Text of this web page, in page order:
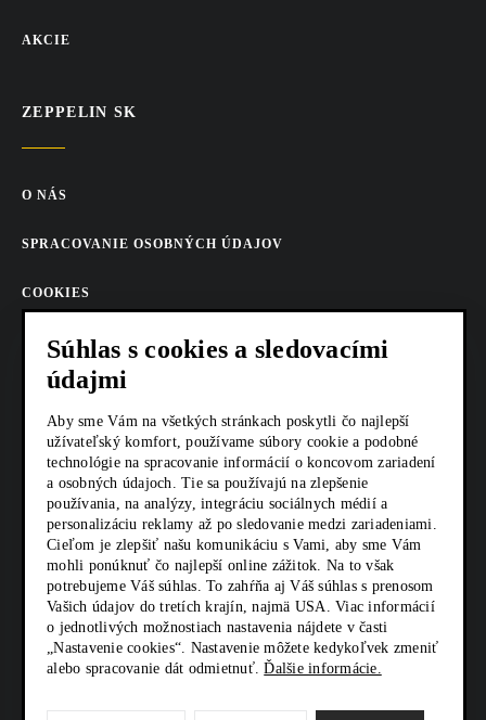
AKCIE
ZEPPELIN SK
O NÁS
SPRACOVANIE OSOBNÝCH ÚDAJOV
COOKIES
AKTUALITY
KARIÉRA
Z SHOP
KONTAKTY
SOCIÁLNE SIETE
Súhlas s cookies a sledovacími
údajmi
Aby sme Vám na všetkých stránkach poskytli čo najlepší
užívateľský komfort, používame súbory cookie a podobné
technológie na spracovanie informácií o koncovom zariadení
a osobných údajoch. Tie sa používajú na zlepšenie
používania, na analýzy, integráciu sociálnych médií a
personalizáciu reklamy až po sledovanie medzi zariadeniami.
Cieľom je zlepšiť našu komunikáciu s Vami, aby sme Vám
mohli ponúknuť čo najlepší online zážitok. Na to však
potrebujeme Váš súhlas. To zahŕňa aj Váš súhlas s prenosom
Vašich údajov do tretích krajín, najmä USA. Viac informácií
o jednotlivých možnostiach nastavenia nájdete v časti
„Nastavenie cookies“. Nastavenie môžete kedykoľvek zmeniť
alebo spracovanie dát odmietnuť.Ďalšie informácie.